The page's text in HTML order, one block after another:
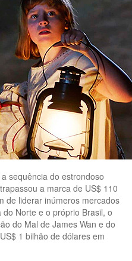
a sequência do estrondoso
a marca de US$ 110
de liderar inúmeros mercados
Norte e o próprio Brasil, o
do Mal de James Wan e do
1 bilhão de dólares em